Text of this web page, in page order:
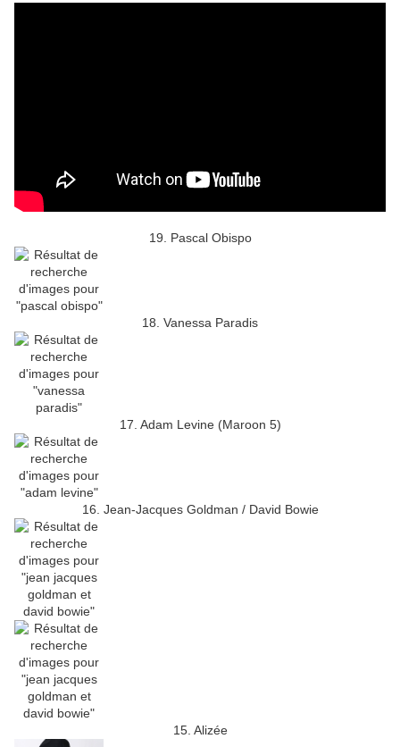
19. Pascal Obispo
18. Vanessa Paradis
17. Adam Levine (Maroon 5)
16. Jean-Jacques Goldman / David Bowie
15. Alizée